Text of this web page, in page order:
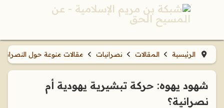
الرئيسية المقالات نصرانيات مقالات منوعة حول النصرانية
شهود يهوه: حركة تبشيرية يهودية أم
نصرانية؟